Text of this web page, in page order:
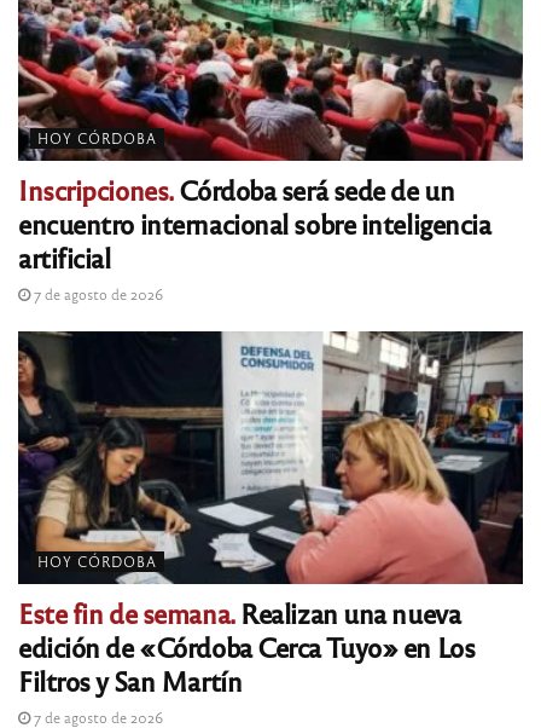
HOY CÓRDOBA
Inscripciones.Córdoba será sede de un
encuentro internacional sobre inteligencia
artificial
7 de agosto de 2026
HOY CÓRDOBA
Este fin de semana.Realizan una nueva
edición de «Córdoba Cerca Tuyo» en Los
Filtros y San Martín
7 de agosto de 2026